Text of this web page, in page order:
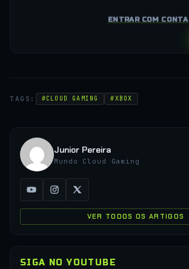
ENTRAR COM CONTA
TAGS: #CLOUD GAMING #XBOX
Junior Pereira
Mundo Cloud Gaming
VER TODOS OS ARTIGOS
SIGA NO YOUTUBE